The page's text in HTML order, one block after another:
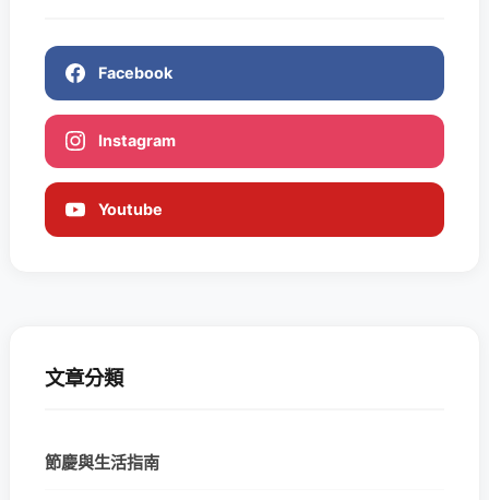
Facebook
Instagram
Youtube
文章分類
節慶與生活指南